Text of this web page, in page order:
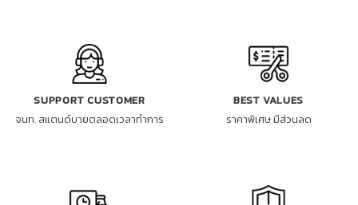
SUPPORT CUSTOMER
จนท. สแตนด์บายตลอดเวลาทำการ
BEST VALUES
ราคาพิเศษ มีส่วนลด